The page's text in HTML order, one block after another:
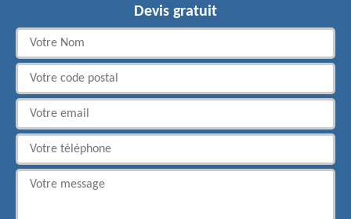
Devis gratuit